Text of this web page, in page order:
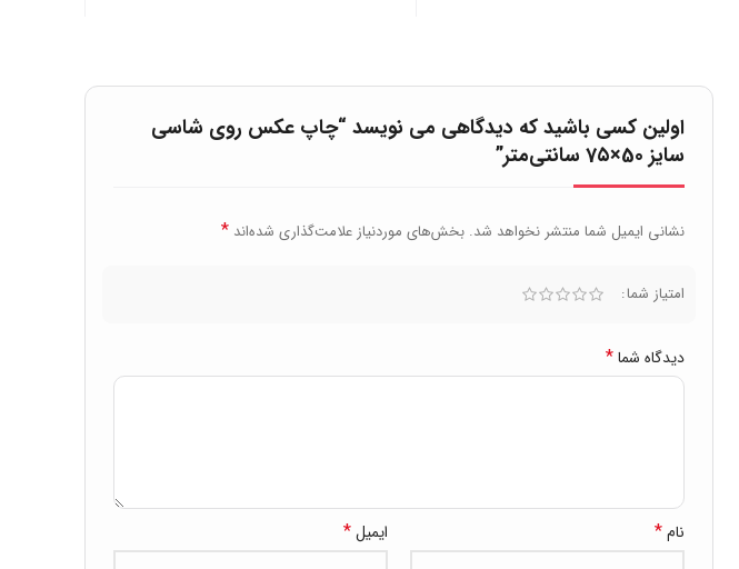
اولین کسی باشید که دیدگاهی می نویسد “چاپ عکس روی شاسی
سایز 50×7۵ سانتی‌متر”
نشانی ایمیل شما منتشر نخواهد شد. بخش‌های موردنیاز علامت‌گذاری شده‌اند *
امتیاز شما
دیدگاه شما*
نام* ایمیل*